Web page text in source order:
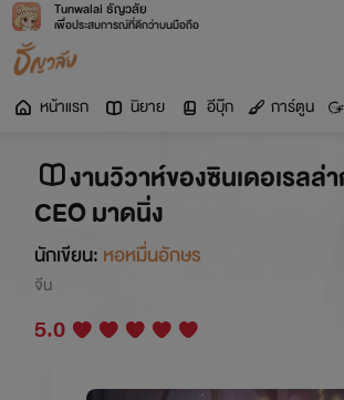
Tunwalai ธัญวลัย
เพื่อประสบการณ์ที่ดีกว่าบนมือถือ
หน้าแรก นิยาย อีบุ๊ก การ์ตูน
งานวิวาห์ของซินเดอเรล
CEO มาดนิ่ง
นักเขียน: หอหมื่นอักษร
จีน
5.0